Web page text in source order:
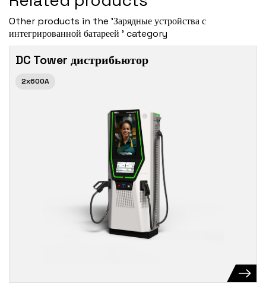
Other products in the 'Зарядные устройства с
интегрированной батареей ' category
DC Tower дистрибьютор
2x600A